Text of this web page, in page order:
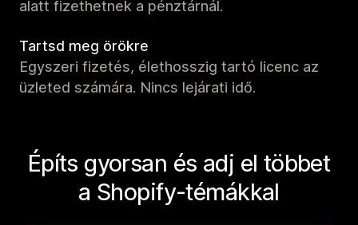
alatt fizethetnek a pénztárnál.
Tartsd meg örökre
Egyszeri fizetés, élethosszig tartó licenc az
üzleted számára. Nincs lejárati idő.
Építs gyorsan és adj el többet
a Shopify-témákkal